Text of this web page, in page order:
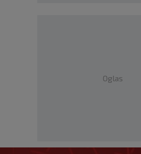
Oglas